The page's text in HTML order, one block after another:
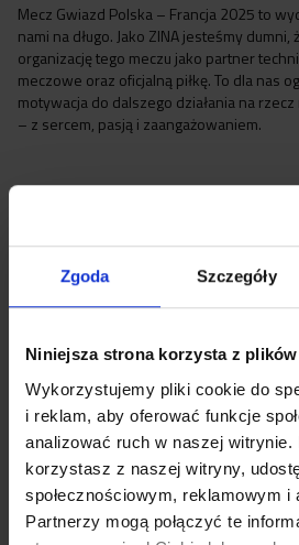
Zgoda Szczegóły
Niniejsza strona korzysta z
Wykorzystujemy pliki cookie do
i reklam, aby oferować funkcje
analizować ruch w naszej
korzystasz z naszej witryny,
społecznościowym, reklamowym i
Partnerzy mogą połączyć te
Mecz Gwiazd Polska – Francja 2025 to
nami na długo. Jako ZINA jesteśmy
organizację tego meczu jako partner
meczowe oraz oficjalną piłkę. To dla nas
motywacja do dalszego działania na
– z sercem, pasją i zaangażowaniem.
Najnowsze artykuły